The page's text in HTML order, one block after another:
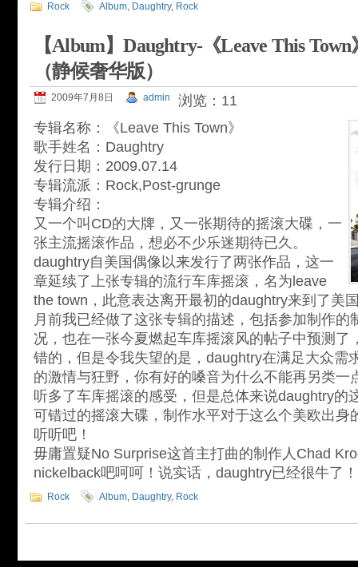
Rock Album, Daughtry, Rock
【Album】Daughtry-《Leave This
（静候奢华版）
2009年7月8日 admin
浏览：11
专辑名称：《Leave This Town》
歌手姓名：Daughtry
发行日期：2009.07.14
专辑流派：Rock,Post-grunge
专辑介绍：
又一个叫CD的大牌，又一张期待的摇滚大碟，一
张主流摇滚作品，想必不少乐迷期待已久。
daughtry自美国偶像以来发行了两张作品，这一
章延续了上张专辑的流行车库摇滚，名为leave
the town，此意表达离开最初的daughtry来到了美
月前我已经做了这张专辑的描述，包括参加制作的
况，也在一张今夏燃起车库摇滚风的帖子中预测了
错的，但是令我失望的是，daughtry在满足大众需
的激情与狂野，你有好的嗓音为什么不能再另类一
听多了车库摇滚的感受，但是总体来说daughtry的
可错过的摇滚大碟，制作水平对于这么个美欧出身
听听吧！
毋庸置疑No Surprise这首主打曲的制作人Chad
nickelback吧呵呵！说实话，daughtry已经很牛了！
Rock Album, Daughtry, Rock